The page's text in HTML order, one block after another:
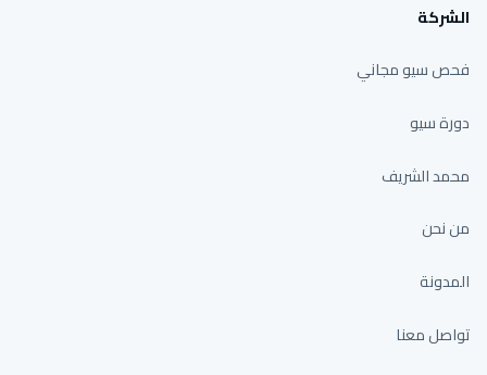
الشركة
فحص سيو مجاني
دورة سيو
محمد الشريف
من نحن
المدونة
تواصل معنا